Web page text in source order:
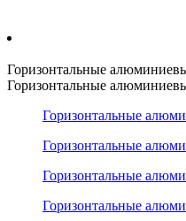
Горизонтальные
Горизонтальные
Горизонтальные
Горизонтальные
Горизонтальные
Горизонтальные